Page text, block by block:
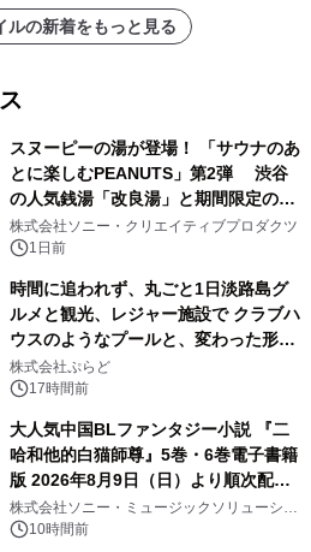
ルの新着をもっと見る
スヌーピーの湯が登場！ 「サウナのあ
とに楽しむPEANUTS」第2弾 渋谷
の人気銭湯「改良湯」と期間限定のコ
ラボレーション サウナイキタイコラ
ボグッズも発売決定！
株式会社ソニー・クリエイティブプロダクツ
1日前
時間に追われず、丸ごと1日淡路島グ
ルメと観光、レジャー施設で クラブハ
ウスのようなプールと、変わった形の
サウナも 「THE BOXY AWAJI」のお
得な素泊まり連泊プランで
株式会社ぷらど
17時間前
大人気中国BLファンタジー小説 『二
哈和他的白猫師尊』5巻・6巻電子書籍
版 2026年8月9日（日）より順次配信
開始
株式会社ソニー・ミュージックソリューショ
ンズ10時間前